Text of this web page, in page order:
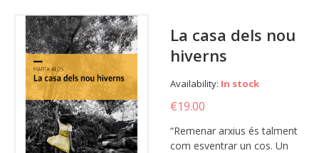
La casa dels nou
hiverns
Availability: In stock
€19.00
“Remenar arxius és talment
com esventrar un cos. Un